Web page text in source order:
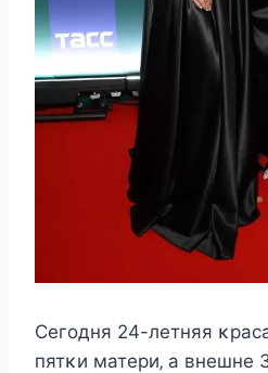
Сeгοдня 24-лeтняя
пятκи матeри‚ а внeшнe